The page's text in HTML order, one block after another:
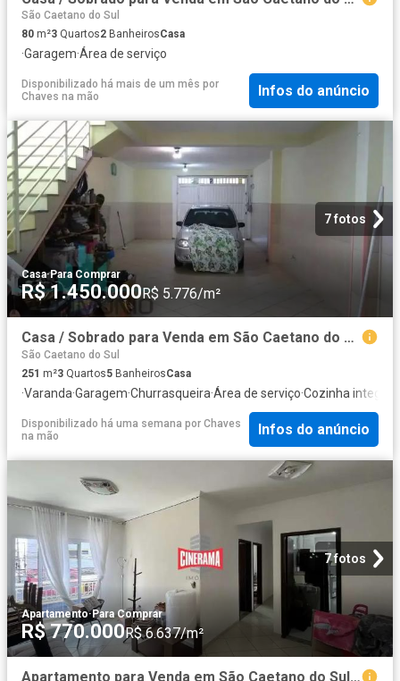
São Caetano do Sul
80 m²3 Quartos2 BanheirosCasa
·Garagem·Área de serviço
Disponibilizado há mais de um mês por
Chaves na mão
Infos do anúncio
7 fotos
Casa·Para Comprar
R$ 1.450.000R$ 5.776/m²
Casa / Sobrado para Venda em São Caetano do Sul/SP Olímpico 3 Quartos
São Caetano do Sul
251 m²3 Quartos5 BanheirosCasa
·Varanda·Garagem·Churrasqueira·Área de serviço·Cozinha integral
Disponibilizado há uma semana por Chaves
na mão
Infos do anúncio
7 fotos
Apartamento·Para Comprar
R$ 770.000R$ 6.637/m²
Apartamento para Venda em São Caetano do Sul/SP Boa Vista 3 Quartos